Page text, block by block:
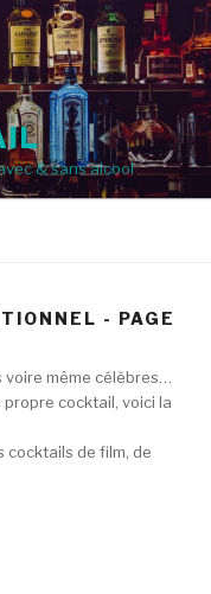
& sans alcool
- PAGE
même célèbres…
cocktail, voici la
cocktails de film, de